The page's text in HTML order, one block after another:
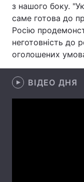
Лонгріди
Відео з Youtube
Архів
з нашого боку.
саме готова до
Росію
неготовність до
оголошених
ВІДЕО ДНЯ